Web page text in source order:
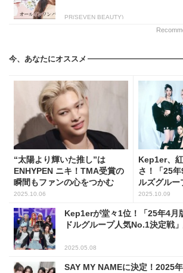
PR(SEVEN BEAUTY)
今、あなたにオススメ
“太陽より輝いた推し”は
ENHYPEN ニキ！TMA受賞の
瞬間もファンの心をつかむ
2025.10.06
Kep1er、
さ！「25
ルズグルー
戦」で圧倒
2025.10.09
Kep1erが堂々1位！「25年4月
ドルグループ人気No.1決定戦
2025.05.08
SAY MY NAMEに決定！2025